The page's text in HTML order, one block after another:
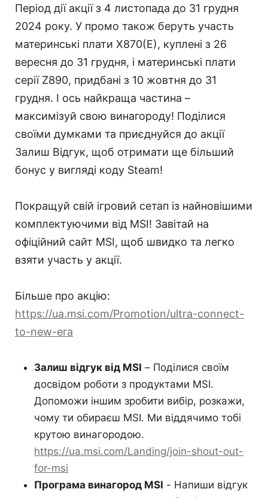
Період дії акції з 4 листопада до 31 грудня
2024 року. У промо також беруть участь
материнські плати X870(E), куплені з 26
вересня до 31 грудня, і материнські плати
серії Z890, придбані з 10 жовтня до 31
грудня. І ось найкраща частина –
максимізуй свою винагороду! Поділися
своїми думками та приєднуйся до акції
Залиш Відгук, щоб отримати ще більший
бонус у вигляді коду Steam!
Покращуй свій ігровий сетап із найновішими
комплектуючими від MSI! Завітай на
офіційний сайт MSI, щоб швидко та легко
взяти участь у акції.
Більше про акцію:
https://ua.msi.com/Promotion/ultra-connect-
to-new-era
Залиш відгук від MSI – Поділися своїм
досвідом роботи з продуктами MSI.
Допоможи іншим зробити вибір, розкажи,
чому ти обираєш MSI. Ми віддячимо тобі
крутою винагородою.
https://ua.msi.com/Landing/join-shout-out-
for-msi
Програма винагород MSI - Напиши відгук